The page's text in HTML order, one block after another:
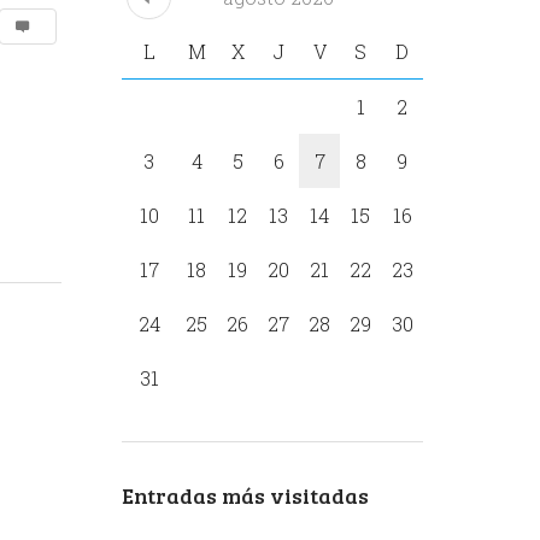
L M X J V S D
1 2
3 4 5 6 7 8 9
10 11 12 13 14 15 16
17 18 19 20 21 22 23
24 25 26 27 28 29 30
31
Entradas más visitadas